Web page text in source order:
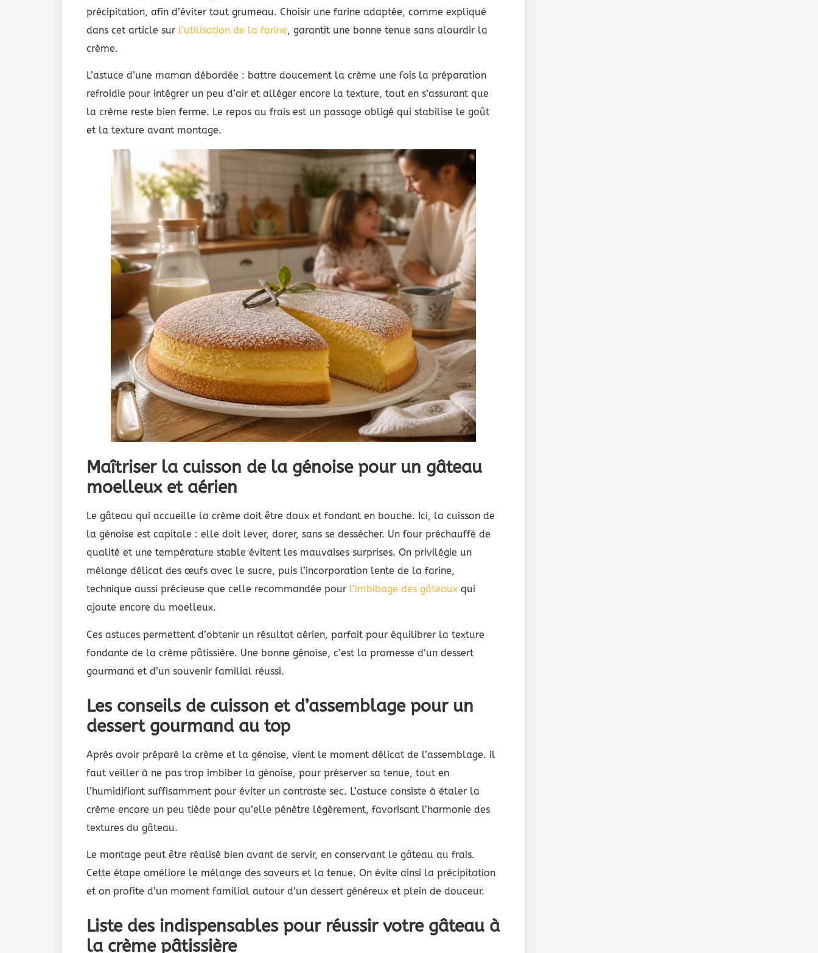
précipitation, afin d’éviter tout grumeau. Choisir une farine adaptée, comme expliqué
dans cet article sur l’utilisation de la farine, garantit une bonne tenue sans alourdir la
crème.
L’astuce d’une maman débordée : battre doucement la crème une fois la préparation
refroidie pour intégrer un peu d’air et alléger encore la texture, tout en s’assurant que
la crème reste bien ferme. Le repos au frais est un passage obligé qui stabilise le goût
et la texture avant montage.
Maîtriser la cuisson de la génoise pour un gâteau
moelleux et aérien
Le gâteau qui accueille la crème doit être doux et fondant en bouche. Ici, la cuisson de
la génoise est capitale : elle doit lever, dorer, sans se dessécher. Un four préchauffé de
qualité et une température stable évitent les mauvaises surprises. On privilégie un
mélange délicat des œufs avec le sucre, puis l’incorporation lente de la farine,
technique aussi précieuse que celle recommandée pour l’imbibage des gâteaux qui
ajoute encore du moelleux.
Ces astuces permettent d’obtenir un résultat aérien, parfait pour équilibrer la texture
fondante de la crème pâtissière. Une bonne génoise, c’est la promesse d’un dessert
gourmand et d’un souvenir familial réussi.
Les conseils de cuisson et d’assemblage pour un
dessert gourmand au top
Après avoir préparé la crème et la génoise, vient le moment délicat de l’assemblage. Il
faut veiller à ne pas trop imbiber la génoise, pour préserver sa tenue, tout en
l’humidifiant suffisamment pour éviter un contraste sec. L’astuce consiste à étaler la
crème encore un peu tiède pour qu’elle pénètre légèrement, favorisant l’harmonie des
textures du gâteau.
Le montage peut être réalisé bien avant de servir, en conservant le gâteau au frais.
Cette étape améliore le mélange des saveurs et la tenue. On évite ainsi la précipitation
et on profite d’un moment familial autour d’un dessert généreux et plein de douceur.
Liste des indispensables pour réussir votre gâteau à
la crème pâtissière